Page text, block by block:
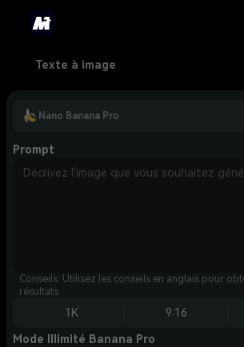
Texte à image
Nano Banana Pro
Prompt
Conseils: Utilisez les conseils en anglais pour
résultats.
1K 9:16
Mode Illimité Banana Pro